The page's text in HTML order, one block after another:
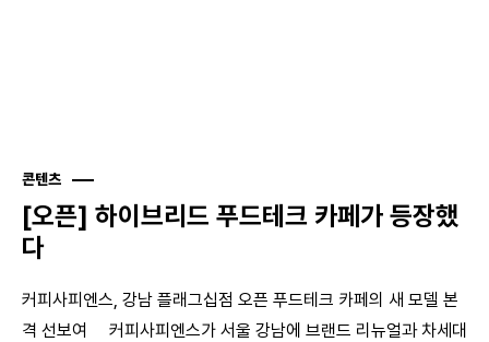
콘텐츠
[오픈] 하이브리드 푸드테크 카페가 등장했
다
커피사피엔스, 강남 플래그십점 오픈 푸드테크 카페의 새 모델 본
격 선보여 커피사피엔스가 서울 강남에 브랜드 리뉴얼과 차세대